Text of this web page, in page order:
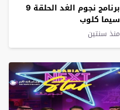
برنامج نجوم الغد الحلقة 9
سيما كلوب
منذ سنتين